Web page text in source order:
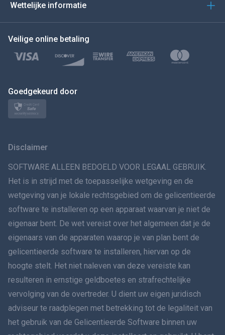
Türkçe
Polski
日本
VERSPREIDINGทย
Dansk
हिंदी
עברית
Română
Ελληνικά
Wettelijke informatie
Veilige online betaling
Goedgekeurd door
Disclaimer
SOFTWARE ALLEEN BEDOELD VOOR LEGAAL GEBRUIK.
Het is in strijd met de toepasselijke wetgeving en de
wetgeving van je lokale rechtsgebied om de gelicentieerde
software te installeren op een apparaat waarvan je niet de
eigenaar bent. De wet vereist over het algemeen dat je de
eigenaars van de apparaten waarop je van plan bent de
gelicentieerde software te installeren, hiervan op de
hoogte stelt. Het niet naleven van deze vereiste kan
resulteren in ernstige geldboetes en strafrechtelijke
vervolging van de overtreder. U dient uw eigen juridisch
adviseur te raadplegen met betrekking tot de legaliteit van
het gebruik van de Gelicentieerde Software binnen uw